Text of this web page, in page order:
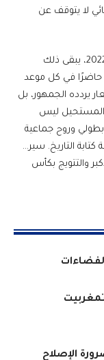
لا يتوقف عن
وبينما يستحضر المغاربة ملحمة مونديال قطر 2022، يبقى ذلك
حاضرًا في كل موعد
يردده الجمهور، بل
ليس
وروح جماعية
التاريخ. سير…
والتتويج بكأس
الإصلاح